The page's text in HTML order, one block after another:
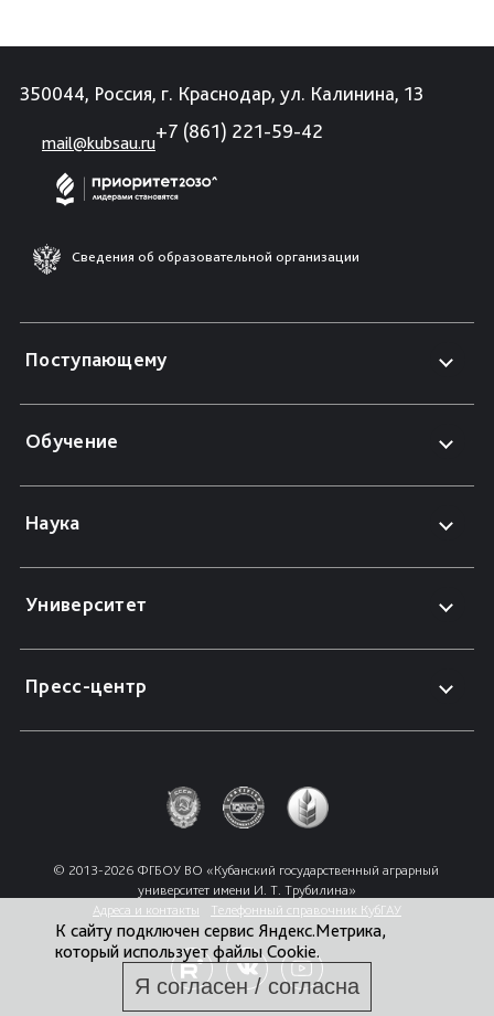
350044, Россия, г. Краснодар, ул. Калинина, 13
mail@kubsau.ru
+7 (861) 221-59-42
Сведения об образовательной организации
Поступающему
Обучение
Наука
Университет
Пресс-центр
© 2013-2026 ФГБОУ ВО «Кубанский государственный аграрный
университет имени И. Т. Трубилина»
Адреса и контакты
Телефонный справочник КубГАУ
К сайту подключен сервис Яндекс.Метрика,
который использует файлы Cookie.
Я согласен / согласна